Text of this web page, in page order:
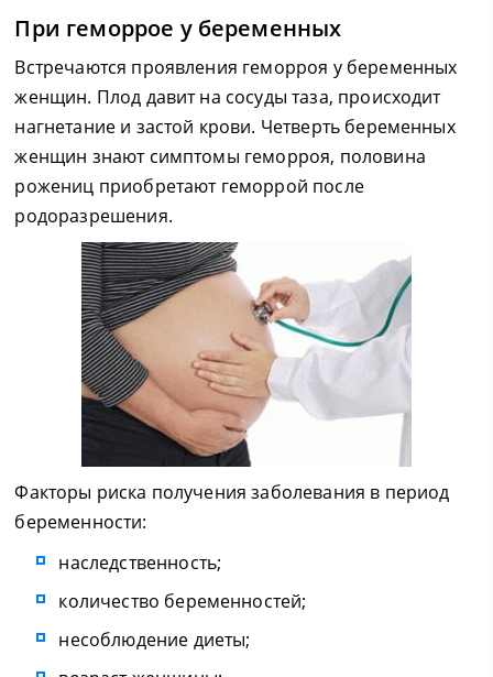
При геморрое у беременных
Встречаются проявления геморроя у беременных
женщин. Плод давит на сосуды таза, происходит
нагнетание и застой крови. Четверть беременных
женщин знают симптомы геморроя, половина
рожениц приобретают геморрой после
родоразрешения.
Факторы риска получения заболевания в период
беременности:
наследственность;
количество беременностей;
несоблюдение диеты;